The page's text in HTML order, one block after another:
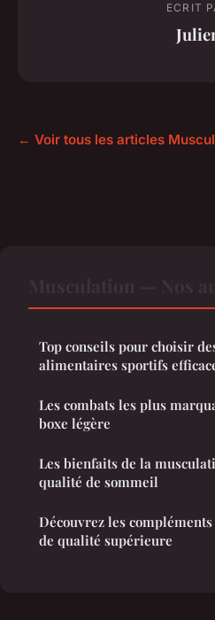
ECRIT
← Voir tous les articles
Top conseils pour choisir
alimentaires sportifs
Les combats les plus
boxe légère
Les bienfaits de la
qualité de sommeil
Découvrez les
de qualité supérieure